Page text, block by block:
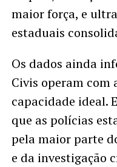
maior força, e
estaduais
Os dados ainda
Civis operam com
capacidade ideal.
que as polícias
pela maior parte
e da investigação